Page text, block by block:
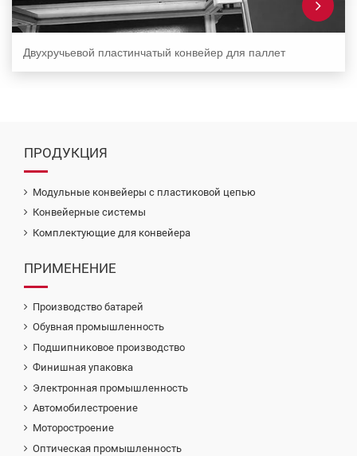
Двухручьевой пластинчатый конвейер для паллет
ПРОДУКЦИЯ
Модульные конвейеры с пластиковой цепью
Конвейерные системы
Комплектующие для конвейера
ПРИМЕНЕНИЕ
Производство батарей
Обувная промышленность
Подшипниковое производство
Финишная упаковка
Электронная промышленность
Автомобилестроение
Моторостроение
Оптическая промышленность